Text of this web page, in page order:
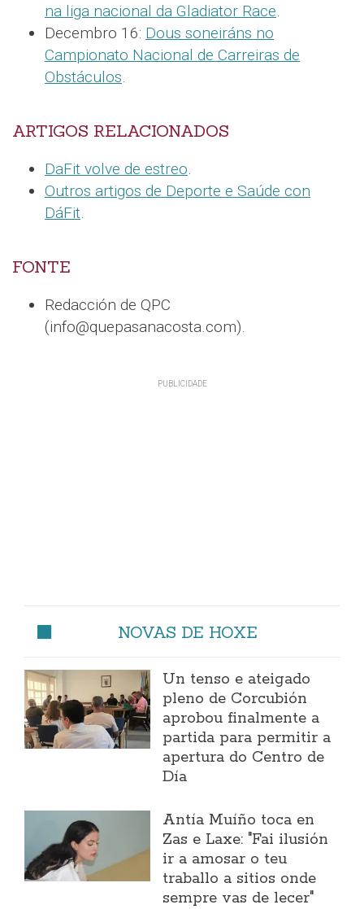
na liga nacional da Gladiator Race.
Decembro 16: Dous soneiráns no
Campionato Nacional de Carreiras de
Obstáculos.
ARTIGOS RELACIONADOS
DaFit volve de estreo.
Outros artigos de Deporte e Saúde con
DáFit.
FONTE
Redacción de QPC
(info@quepasanacosta.com).
NOVAS DE HOXE
Un tenso e ateigado
pleno de Corcubión
aprobou finalmente a
partida para permitir a
apertura do Centro de
Día
Antía Muíño toca en
Zas e Laxe: "Fai ilusión
ir a amosar o teu
traballo a sitios onde
sempre vas de lecer"